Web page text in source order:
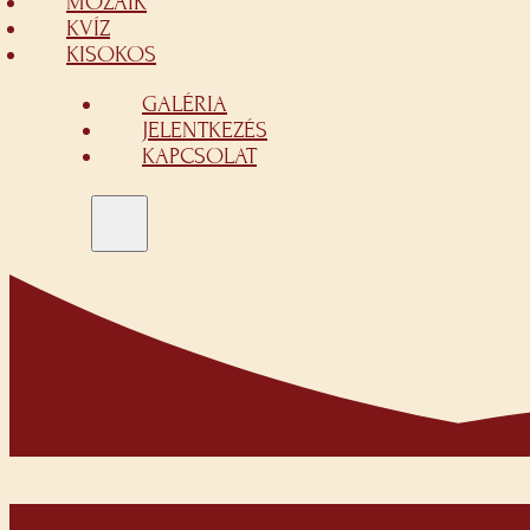
KVÍZ
KISOKOS
GALÉRIA
JELENTKEZÉS
KAPCSOLAT